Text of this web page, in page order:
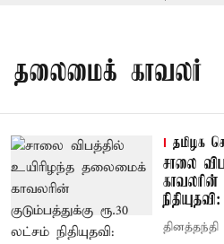
தலைமைக் காவலர்
தமிழக
சாலை
காவலரின்
தினத்தந்தி